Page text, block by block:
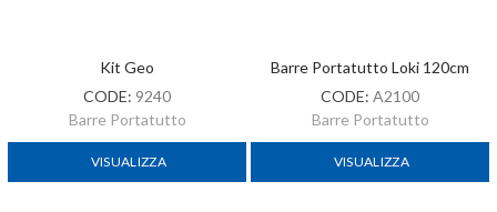
Kit Geo
CODE: 9240
Barre Portatutto
VISUALIZZA
Barre Portatutto Loki 120cm
CODE: A2100
Barre Portatutto
VISUALIZZA